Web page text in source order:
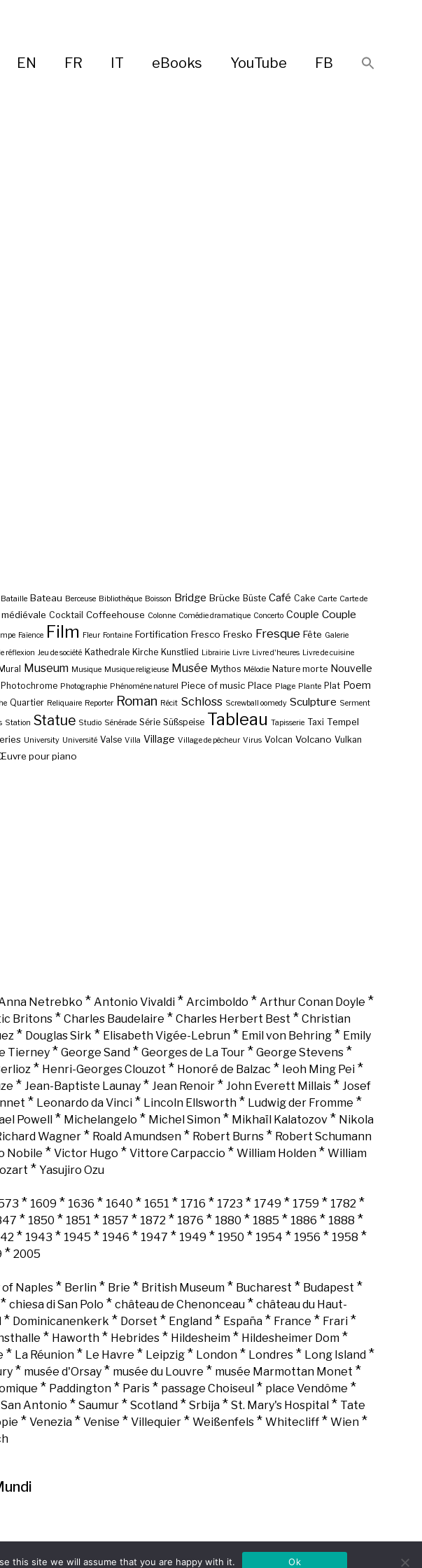
EN FR IT eBooks YouTube FB
Bataille Bateau Berceuse Bibliothèque Boisson Bridge Brücke Büste Café Cake Carte Carte de
Cocktail Coffeehouse Colonne Comédie dramatique Concerto Couple Couple
Faïence Film Fleur Fontaine Fortification Fresco Fresko Fresque Fête Galerie
réflexion Jeu de société Kathedrale Kirche Kunstlied Librairie Livre Livre d'heures Livre de cuisine
Museum Musique Musique religieuse Musée Mythos Mélodie Nature morte Nouvelle
Photochrome Photographie Phénomène naturel Piece of music Place Plage Plante Plat Poem
Quartier Reliquaire Reporter Roman Récit Schloss Screwball oomedy Sculpture Serment
Station Statue Studio Sénérade Série Süßspeise Tableau Tapisserie Taxi Tempel
University Université Valse Villa Village Village de pêcheur Virus Volcan Volcano Vulkan
pour piano
Netrebko * Antonio Vivaldi* Arcimboldo * Arthur Conan Doyle *
Britons* Charles Baudelaire * Charles Herbert Best * Christian
* Douglas Sirk * Elisabeth Vigée-Lebrun* Emil von Behring* Emily
Tierney* George Sand* Georges de La Tour* George Stevens*
* Henri-Georges Clouzot * Honoré de Balzac * Ieoh Ming Pei*
* Jean-Baptiste Launay * Jean Renoir * John Everett Millais * Josef
* Leonardo da Vinci * Lincoln Ellsworth * Ludwig der Fromme *
Powell * Michelangelo * Michel Simon * Mikhaïl Kalatozov * Nikola
Wagner * Roald Amundsen * Robert Burns * Robert Schumann
Nobile * Victor Hugo * Vittore Carpaccio * William Holden * William
* Yasujiro Ozu
* 1609 * 1636 * 1640 * 1651 * 1716 * 1723 * 1749 * 1759 * 1782 *
* 1850 * 1851 * 1857 * 1872 * 1876 * 1880 * 1885 * 1886 * 1888 *
* 1943 * 1945 * 1946 * 1947 * 1949 * 1950 * 1954 * 1956 * 1958 *
* 2005
of Naples* Berlin* Brie * British Museum* Bucharest * Budapest *
* chiesa di San Polo * château de Chenonceau* château du Haut-
* Dominicanenkerk * Dorset * England * España * France * Frari *
* Haworth * Hebrides * Hildesheim * Hildesheimer Dom *
* La Réunion* Le Havre * Leipzig* London* Londres* Long Island*
* musée d'Orsay * musée du Louvre * musée Marmottan Monet *
* Paddington* Paris* passage Choiseul* place Vendôme *
San Antonio * Saumur * Scotland * Srbija * St. Mary's Hospital * Tate
* Venezia* Venise * Villequier* Weißenfels* Whitecliff* Wien*
this site we will assume that you are happy with it. Ok